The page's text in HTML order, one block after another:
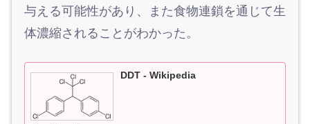
与える可能性があり、また食物連鎖を通じて生
体濃縮されることがわかった。
DDT - Wikipedia